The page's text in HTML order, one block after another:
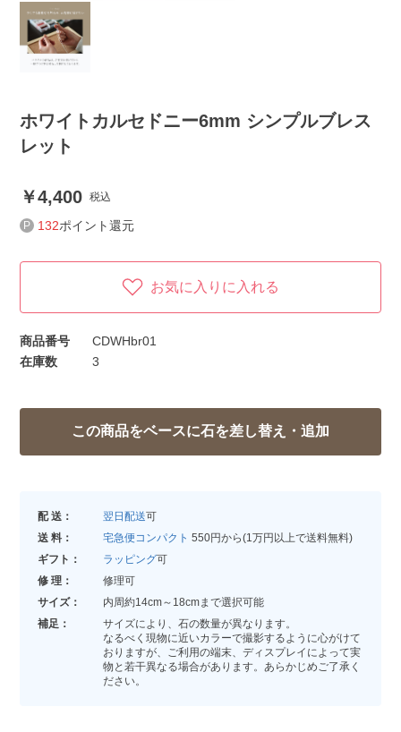
ホワイトカルセドニー6mm シンプルブレス
レット
4,400 税込
132ポイント還元
お気に入りに入れる
商品番号
CDWHbr01
在庫数
3
配 送： 翌日配送可
送 料：
宅急便コンパクト 550円から(1万円以上で送料無料)
ギフト：
ラッピング可
修 理：
修理可
サイズ：
内周約14cm～18cmまで選択可能
補足：
サイズにより、石の数量が異なります。
なるべく現物に近いカラーで撮影するように心がけて
おりますが、ご利用の端末、ディスプレイによって実
物と若干異なる場合があります。あらかじめご了承く
ださい。